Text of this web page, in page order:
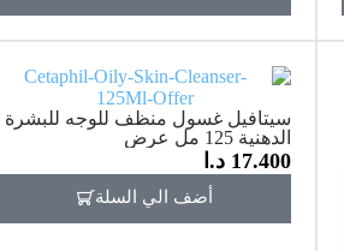
سيتافيل غسول منظف للوجه للبشرة
الدهنية 125 مل عرض
17.400 د.ا
أضف الي السلة